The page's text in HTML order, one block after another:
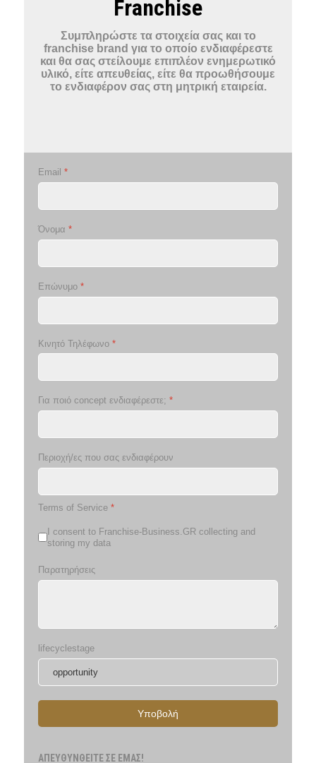
Franchise
Συμπληρώστε τα στοιχεία σας και το
franchise brand για το οποίο ενδιαφέρεστε
και θα σας στείλουμε επιπλέον ενημερωτικό
υλικό, είτε απευθείας, είτε θα προωθήσουμε
το ενδιαφέρον σας στη μητρική εταιρεία.
Email *
Όνομα *
Επώνυμο *
Κινητό Τηλέφωνο *
Για ποιό concept ενδιαφέρεστε; *
Περιοχή/ες που σας ενδιαφέρουν
Terms of Service *
I consent to Franchise-Business.GR collecting and
storing my data
Παρατηρήσεις
lifecyclestage
Υποβολή
ΑΠΕΥΘΥΝΘΕΙΤΕ ΣΕ ΕΜΑΣ!